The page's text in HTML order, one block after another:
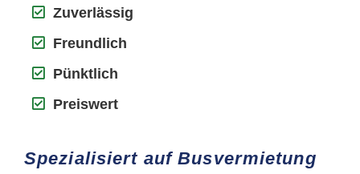
Zuverlässig
Freundlich
Pünktlich
Preiswert
Spezialisiert auf Busvermietung